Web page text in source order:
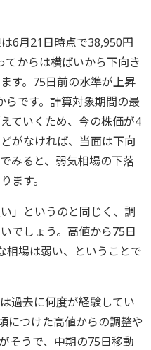
6月21日時点で38,950円
てからは横ばいから下向き
す。75日前の水準が上昇
らです。計算対象期間の最
ていくため、今の株価が4
がなければ、当面は下向
みると、弱気相場の下落
ます。
」というのと同じく、調
でしょう。高値から75日
相場は弱い、ということで
過去に何度が経験してい
につけた高値からの調整や
そうで、中期の75日移動